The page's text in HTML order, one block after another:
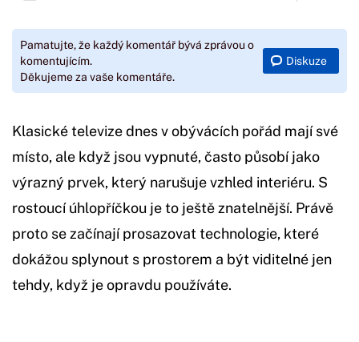
Pamatujte, že každý komentář bývá zprávou o
komentujícím.
Děkujeme za vaše komentáře.
Diskuze
Klasické televize dnes v obývácích pořád mají své
místo, ale když jsou vypnuté, často působí jako
výrazný prvek, který narušuje vzhled interiéru. S
rostoucí úhlopříčkou je to ještě znatelnější. Právě
proto se začínají prosazovat technologie, které
dokážou splynout s prostorem a být viditelné jen
tehdy, když je opravdu používáte.